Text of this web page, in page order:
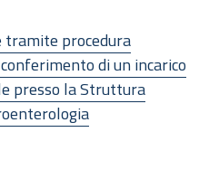
tramite procedura
di un incarico
presso la Struttura